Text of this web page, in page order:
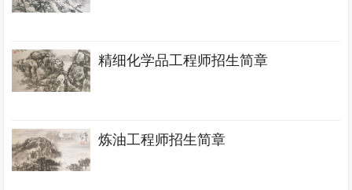
精细化学品工程师招生简章
炼油工程师招生简章